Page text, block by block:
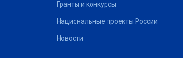
Гранты и конкурсы
Национальные проекты России
Новости